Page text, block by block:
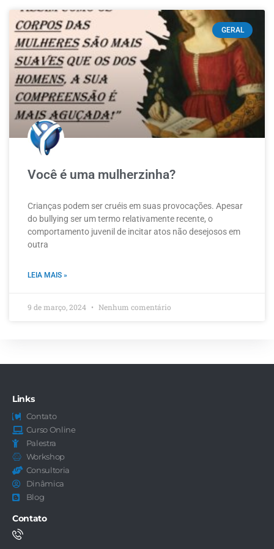
GERAL
Você é uma mulherzinha?
Crianças podem ser cruéis em suas provocações. Apesar
do bullying ser um termo relativamente recente, o
comportamento juvenil de incitar atos não desejosos em
outra
LEIA MAIS »
9 de março, 2024 Nenhum comentário
Contato
Links
Contato
Curso Online
Palestra
Workshop
Consultoria
Dinâmica
Blog